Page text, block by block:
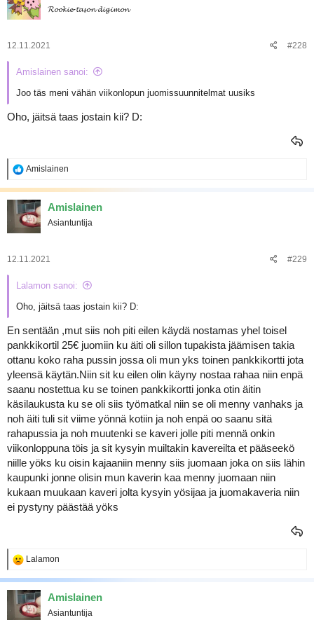
𝓡𝓸𝓸𝓴𝓲𝓮-𝓽𝓪𝓼𝓸𝓷 𝓭𝓲𝓰𝓲𝓶𝓸𝓷
12.11.2021 #228
Amislainen sanoi:
Joo täs meni vähän viikonlopun juomissuunnitelmat uusiks
Oho, jäitsä taas jostain kii? D:
R
a
k
t
i
o
:
Amislainen
Amislainen
Asiantuntija
12.11.2021 #229
Lalamon sanoi:
Oho, jäitsä taas jostain kii? D:
En sentään ,mut siis noh piti eilen käydä nostamas yhel toisel
pankkikortil 25€ juomiin ku äiti oli sillon tupakista jäämisen takia
ottanu koko raha pussin jossa oli mun yks toinen pankkikortti jota
yleensä käytän.Niin sit ku eilen olin käyny nostaa rahaa niin enpä
saanu nostettua ku se toinen pankkikortti jonka otin äitin
käsilaukusta ku se oli siis työmatkal niin se oli menny vanhaks ja
noh äiti tuli sit viime yönnä kotiin ja noh enpä oo saanu sitä
rahapussia ja noh muutenki se kaveri jolle piti mennä onkin
viikonloppuna töis ja sit kysyin muiltakin kavereilta et pääseekö
niille yöks ku oisin kajaaniin menny siis juomaan joka on siis lähin
kaupunki jonne olisin mun kaverin kaa menny juomaan niin
kukaan muukaan kaveri jolta kysyin yösijaa ja juomakaveria niin
ei pystyny päästää yöks
R
a
k
t
i
Lalamon
Amislainen
Asiantuntija